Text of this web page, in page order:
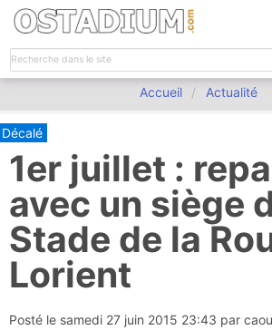
Accueil Actualité
Décalé
1er juillet :
avec un siège
Stade de la
Lorient
Posté le samedi 27 juin 2015 23:43 par